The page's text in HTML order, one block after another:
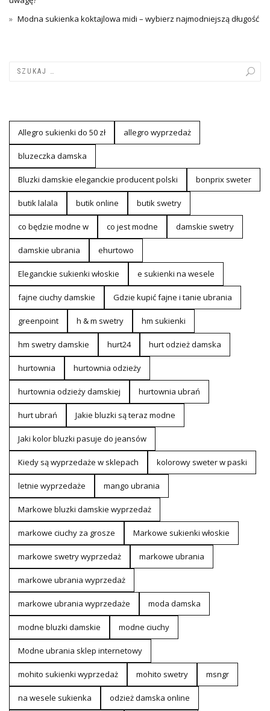
Modna sukienka koktajlowa midi – wybierz najmodniejszą długość
Allegro sukienki do 50 zł allegro wyprzedaż
bluzeczka damska
Bluzki damskie eleganckie producent polski bonprix sweter
butik lalala butik online butik swetry
co będzie modne w co jest modne damskie swetry
damskie ubrania ehurtowo
Eleganckie sukienki włoskie e sukienki na wesele
fajne ciuchy damskie Gdzie kupić fajne i tanie ubrania
greenpoint h & m swetry hm sukienki
hm swetry damskie hurt24 hurt odzież damska
hurtownia hurtownia odzieży
hurtownia odzieży damskiej hurtownia ubrań
hurt ubrań Jakie bluzki są teraz modne
Jaki kolor bluzki pasuje do jeansów
Kiedy są wyprzedaże w sklepach kolorowy sweter w paski
letnie wyprzedaże mango ubrania
Markowe bluzki damskie wyprzedaż
markowe ciuchy za grosze Markowe sukienki włoskie
markowe swetry wyprzedaż markowe ubrania
markowe ubrania wyprzedaż
markowe ubrania wyprzedaże moda damska
modne bluzki damskie modne ciuchy
Modne ubrania sklep internetowy
mohito sukienki wyprzedaż mohito swetry msngr
na wesele sukienka odzież damska online